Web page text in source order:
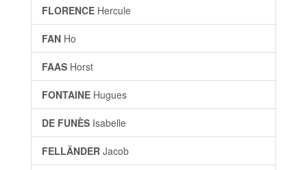
FLORENCE Hercule
FAN Ho
FAAS Horst
FONTAINE Hugues
DE FUNÈS Isabelle
FELLÄNDER Jacob